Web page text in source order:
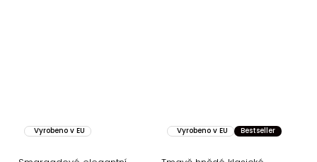
Vyrobeno v EU Vyrobeno v EU Bestseller